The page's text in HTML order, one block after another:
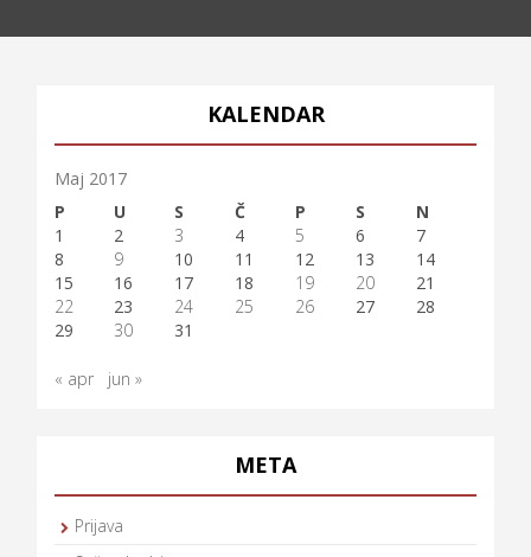
KALENDAR
Maj 2017
P
U S Č P S
N
1
2 3 4 5 6
7
8
9 10 11 12 13
14
15
16 17 18 19 20
21
22
23 24 25 26 27
28
29
30 31
« apr jun »
META
Prijava